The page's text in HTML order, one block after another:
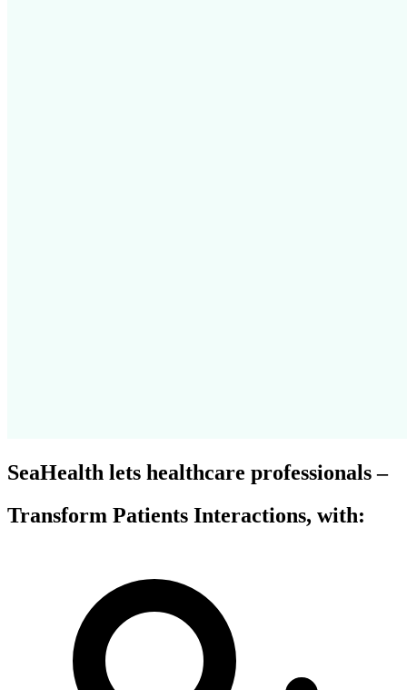
SeaHealth lets healthcare professionals –
Transform Patients Interactions, with: